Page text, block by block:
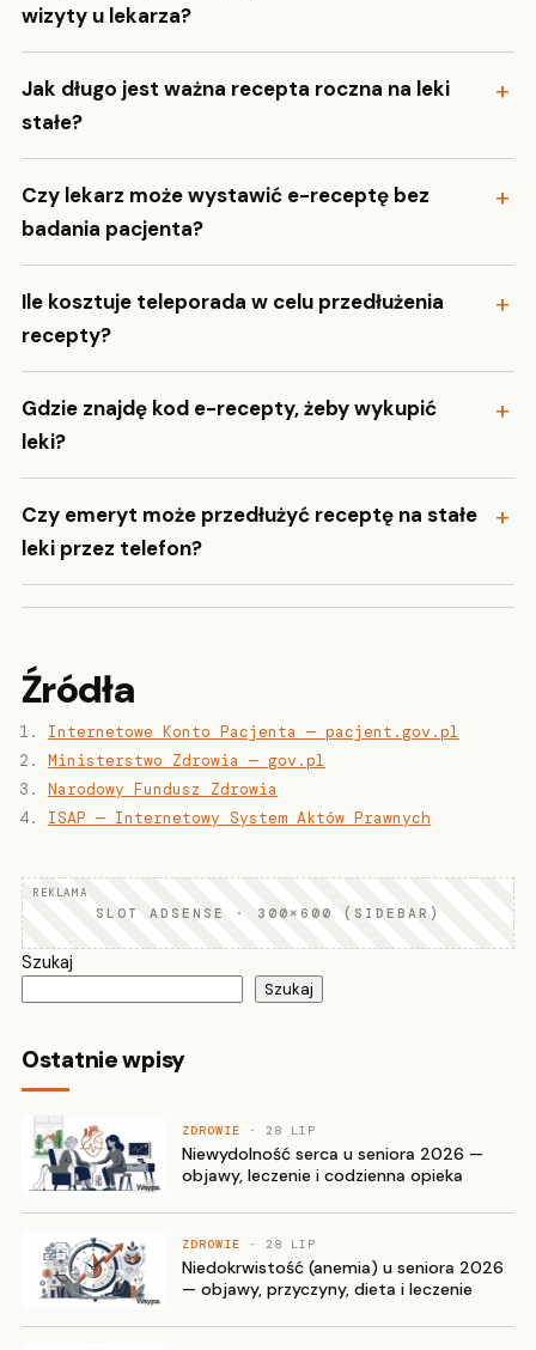
wizyty u lekarza?
Jak długo jest ważna recepta roczna na leki
stałe?
Czy lekarz może wystawić e-receptę bez
badania pacjenta?
Ile kosztuje teleporada w celu przedłużenia
recepty?
Gdzie znajdę kod e-recepty, żeby wykupić
leki?
Czy emeryt może przedłużyć receptę na stałe
leki przez telefon?
Źródła
Internetowe Konto Pacjenta — pacjent.gov.pl
Ministerstwo Zdrowia — gov.pl
Narodowy Fundusz Zdrowia
ISAP — Internetowy System Aktów Prawnych
SLOT ADSENSE · 300×600 (SIDEBAR)
Szukaj
Szukaj
Ostatnie wpisy
ZDROWIE · 28 LIP
Niewydolność serca u seniora 2026 —
objawy, leczenie i codzienna opieka
ZDROWIE · 28 LIP
Niedokrwistość (anemia) u seniora 2026
— objawy, przyczyny, dieta i leczenie